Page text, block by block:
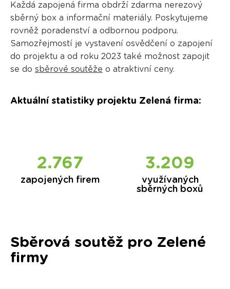
Každá zapojená firma obdrží zdarma nerezový
sběrný box a informační materiály. Poskytujeme
rovněž poradenství a odbornou podporu.
Samozřejmostí je vystavení osvědčení o zapojení
do projektu a od roku 2023 také možnost zapojit
se do sběrové soutěže o atraktivní ceny.
Aktuální statistiky projektu Zelená firma:
2.843
zapojených firem
3.309
využívaných
sběrných boxů
Sběrová soutěž pro Zelené
firmy